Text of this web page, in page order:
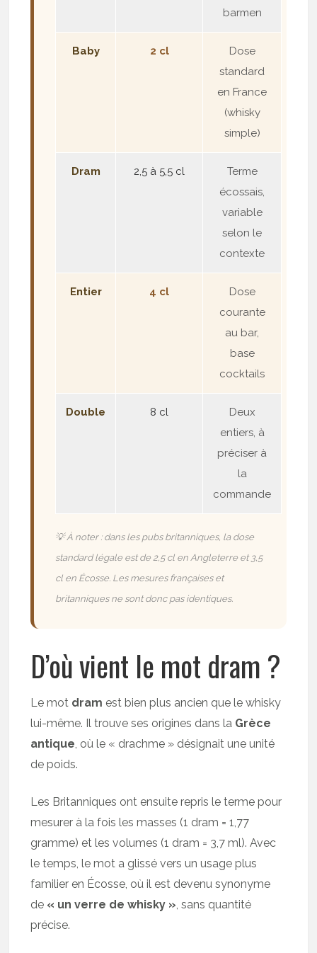
barmen
Baby 2 cl
Dose
standard
en France
(whisky
simple)
Dram 2,5 à 5,5 cl
Terme
écossais,
variable
selon le
contexte
Entier 4 cl
Dose
courante
au bar,
base
cocktails
Double 8 cl
Deux
entiers, à
préciser à
la
commande
💡 À noter : dans les pubs britanniques, la dose
standard légale est de 2,5 cl en Angleterre et 3,5
cl en Écosse. Les mesures françaises et
britanniques ne sont donc pas identiques.
D’où vient le mot dram ?
Le mot dram est bien plus ancien que le whisky
lui-même. Il trouve ses origines dans la Grèce
antique , où le « drachme » désignait une unité
de poids.
Les Britanniques ont ensuite repris le terme pour
mesurer à la fois les masses (1 dram = 1,77
gramme) et les volumes (1 dram = 3,7 ml). Avec
le temps, le mot a glissé vers un usage plus
familier en Écosse, où il est devenu synonyme
de « un verre de whisky » , sans quantité
précise.